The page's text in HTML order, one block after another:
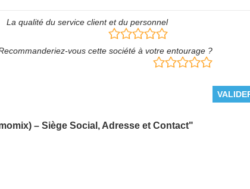
La qualité du service client et du personnel
vous cette société à votre entourage ?
– Siège Social, Adresse et Contact"